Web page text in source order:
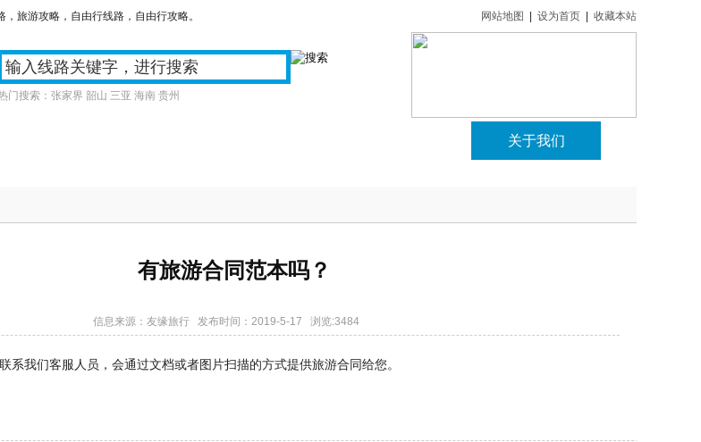
旅游攻略，自由行线路，自由行攻略。 网站地图 设为首页 收藏本站
门搜索： 张家界 韶山 三亚 海南 贵州
关于我们
有旅游合同范本吗？
信息来源： 友缘旅行发布时间：2019-5-17 浏览:3484
系我们客服人员，会通过文档或者图片扫描的方式提供旅游合同给您。